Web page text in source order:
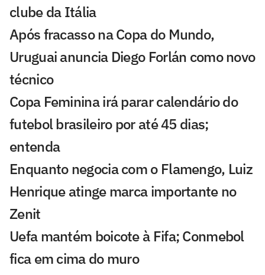
clube da Itália
Após fracasso na Copa do Mundo,
Uruguai anuncia Diego Forlán como novo
técnico
Copa Feminina irá parar calendário do
futebol brasileiro por até 45 dias;
entenda
Enquanto negocia com o Flamengo, Luiz
Henrique atinge marca importante no
Zenit
Uefa mantém boicote à Fifa; Conmebol
fica em cima do muro